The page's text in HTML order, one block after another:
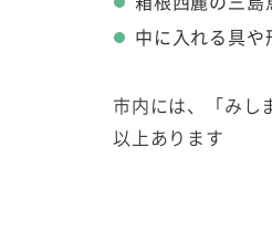
中に入れる具や
市内には、「みし
以上あります